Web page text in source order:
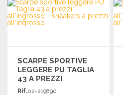
Richiedi un preventivo
SCARPE SPORTIVE
LEGGERE PU TAGLIA
43 A PREZZI
ALL'INGROSSO
Rif.02-219890